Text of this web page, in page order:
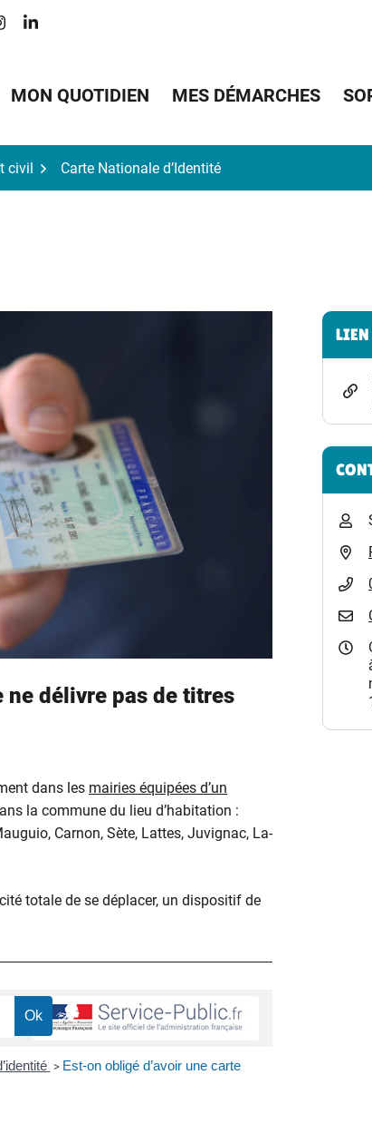
d'accessibilité
le compte Facebook
vers le compte Instagram
Lien vers le compte Linkedin
MON QUOTIDIEN MES DÉMARCHES
civil Carte Nationale d’Identité
délivre pas de titres
dans les mairies équipées d’un
la commune du lieu d’habitation :
Carnon, Sète, Lattes, Juvignac, La-
totale de se déplacer, un dispositif de
> Est-on obligé d’avoir une carte
LIEN